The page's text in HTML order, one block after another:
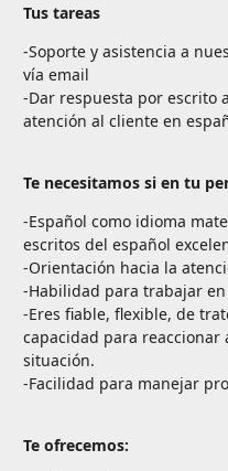
Tus tareas
-Soporte y asistencia a
vía email
-Dar respuesta por escrito
atención al cliente en
Te necesitamos si en tu
-Español como idioma
escritos del español
-Orientación hacia la
-Habilidad para trabajar
-Eres fiable, flexible, de
capacidad para
situación.
-Facilidad para manejar
Te ofrecemos: